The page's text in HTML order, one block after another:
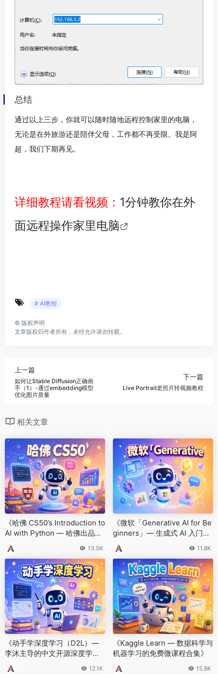
总结
通过以上三步，你就可以随时随地远程控制家里的电脑，
无论是在外旅游还是陪伴父母，工作都不再受限。我是阿
超，我们下期再见。
详细教程请看视频： 1分钟教你在外
面远程操作家里电脑
# AI教程
© 版权声明
文章版权归作者所有，未经允许请勿转载。
上一篇
如何让Stable Diffusion正确画
手（1）-通过embedding模型
优化图片质量
下一篇
Live Portrait老照片转视频教程
相关文章
《哈佛 CS50’s Introduction to
AI with Python — 哈佛出品的
免费 AI 入门课》
13.5K
《微软「Generative AI for Be
ginners」— 生成式 AI 入门的
官方开源课程》
11.8K
《动手学深度学习（D2L）—
李沐主导的中文开源深度学习
教材》
12.1K
《Kaggle Learn — 数据科学与
机器学习的免费微课程合集》
15.8K